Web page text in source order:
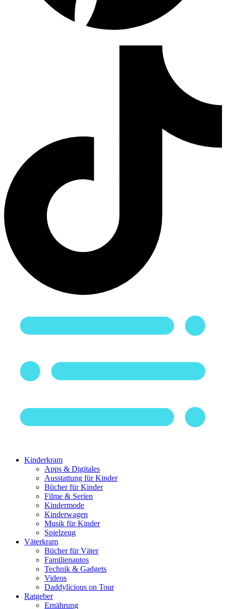
Kinderkram
Apps & Digitales
Ausstattung für Kinder
Bücher für Kinder
Filme & Serien
Kindermode
Kinderwagen
Musik für Kinder
Spielzeug
Väterkram
Bücher für Väter
Familienautos
Technik & Gadgets
Videos
Daddylicious on Tour
Ratgeber
Ernährung